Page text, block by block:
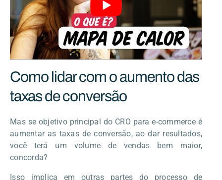
Como lidar com o aumento das
taxas de conversão
Mas se objetivo principal do CRO para e-commerce é
aumentar as taxas de conversão, ao dar resultados,
você terá um volume de vendas bem maior,
concorda?
Isso implica em outras partes do processo de